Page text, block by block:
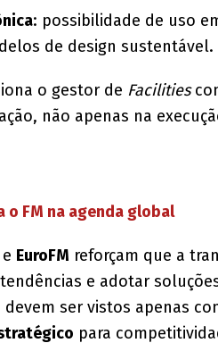
: possibilidade de uso
de design sustentável.
o gestor de Facilities
não apenas na
o FM na agenda global
EuroFM reforçam que a
e adotar
ser vistos apenas
para